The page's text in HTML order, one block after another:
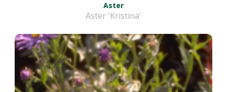
Aster
Aster 'Kristina'